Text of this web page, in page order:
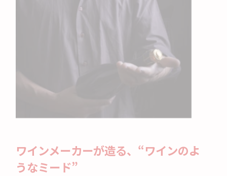
ワインメーカーが造る、“ワインのよ
うなミード”